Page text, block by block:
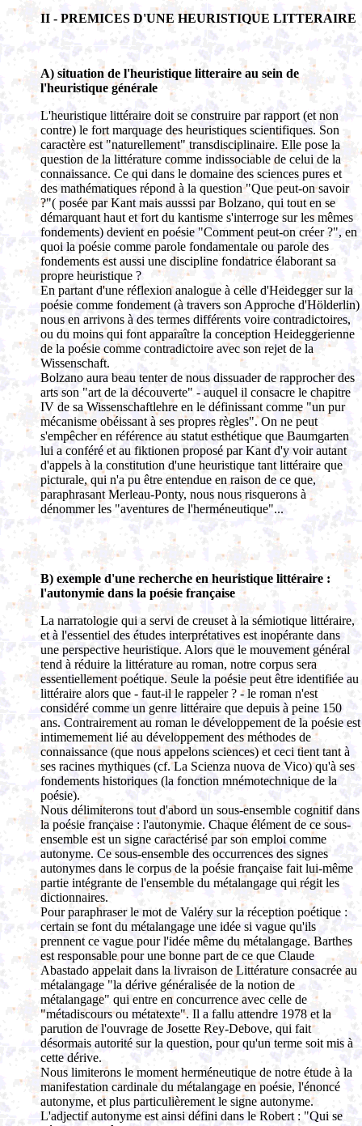
II - PREMICES D'UNE HEURISTIQUE LITTERAIRE
A) situation de l'heuristique litteraire au sein de
l'heuristique générale
L'heuristique littéraire doit se construire par rapport (et non
contre) le fort marquage des heuristiques scientifiques. Son
caractère est "naturellement" transdisciplinaire. Elle pose la
question de la littérature comme indissociable de celui de la
connaissance. Ce qui dans le domaine des sciences pures et
des mathématiques répond à la question "Que peut-on savoir
?"( posée par Kant mais ausssi par Bolzano, qui tout en se
démarquant haut et fort du kantisme s'interroge sur les mêmes
fondements) devient en poésie "Comment peut-on créer ?", en
quoi la poésie comme parole fondamentale ou parole des
fondements est aussi une discipline fondatrice élaborant sa
propre heuristique ?
En partant d'une réflexion analogue à celle d'Heidegger sur la
poésie comme fondement (à travers son Approche d'Hölderlin)
nous en arrivons à des termes différents voire contradictoires,
ou du moins qui font apparaître la conception Heideggerienne
de la poésie comme contradictoire avec son rejet de la
Wissenschaft.
Bolzano aura beau tenter de nous dissuader de rapprocher des
arts son "art de la découverte" - auquel il consacre le chapitre
IV de sa Wissenschaftlehre en le définissant comme "un pur
mécanisme obéissant à ses propres règles". On ne peut
s'empêcher en référence au statut esthétique que Baumgarten
lui a conféré et au fiktionen proposé par Kant d'y voir autant
d'appels à la constitution d'une heuristique tant littéraire que
picturale, qui n'a pu être entendue en raison de ce que,
paraphrasant Merleau-Ponty, nous nous risquerons à
dénommer les "aventures de l'herméneutique"...
B) exemple d'une recherche en heuristique littéraire :
l'autonymie dans la poésie française
La narratologie qui a servi de creuset à la sémiotique littéraire,
et à l'essentiel des études interprétatives est inopérante dans
une perspective heuristique. Alors que le mouvement général
tend à réduire la littérature au roman, notre corpus sera
essentiellement poétique. Seule la poésie peut être identifiée au
littéraire alors que - faut-il le rappeler ? - le roman n'est
considéré comme un genre littéraire que depuis à peine 150
ans. Contrairement au roman le développement de la poésie est
intimemement lié au développement des méthodes de
connaissance (que nous appelons sciences) et ceci tient tant à
ses racines mythiques (cf. La Scienza nuova de Vico) qu'à ses
fondements historiques (la fonction mnémotechnique de la
poésie).
Nous délimiterons tout d'abord un sous-ensemble cognitif dans
la poésie française : l'autonymie. Chaque élément de ce sous-
ensemble est un signe caractérisé par son emploi comme
autonyme. Ce sous-ensemble des occurrences des signes
autonymes dans le corpus de la poésie française fait lui-même
partie intégrante de l'ensemble du métalangage qui régit les
dictionnaires.
Pour paraphraser le mot de Valéry sur la réception poétique :
certain se font du métalangage une idée si vague qu'ils
prennent ce vague pour l'idée même du métalangage. Barthes
est responsable pour une bonne part de ce que Claude
Abastado appelait dans la livraison de Littérature consacrée au
métalangage "la dérive généralisée de la notion de
métalangage" qui entre en concurrence avec celle de
"métadiscours ou métatexte". Il a fallu attendre 1978 et la
parution de l'ouvrage de Josette Rey-Debove, qui fait
désormais autorité sur la question, pour qu'un terme soit mis à
cette dérive.
Nous limiterons le moment herméneutique de notre étude à la
manifestation cardinale du métalangage en poésie, l'énoncé
autonyme, et plus particulièrement le signe autonyme.
L'adjectif autonyme est ainsi défini dans le Robert : "Qui se